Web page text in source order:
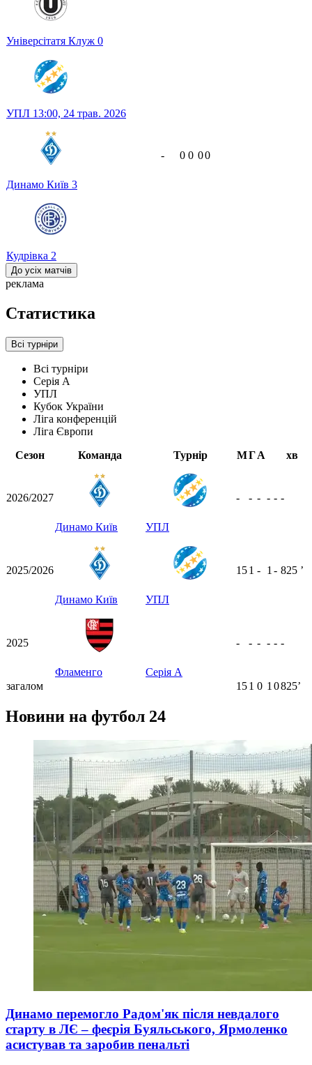
Універсітатя Клуж 0
УПЛ 13:00, 24 трав. 2026
Динамо Київ 3
Кудрівка 2
- 0 0 00
До усіх матчів
реклама
Статистика
Всі турніри
Всі турніри
Серія А
УПЛ
Кубок України
Ліга конференцій
Ліга Європи
Сезон
Команда Турнір МГА хв
2026/2027
Динамо Київ УПЛ
- - - - - -
2025/2026
Динамо Київ УПЛ
151 - 1 - 825 ʼ
2025
Фламенго Серія А
- - - - - -
загалом 151 0 1 0825ʼ
Новини на футбол 24
Динамо перемогло Радом'як після невдалого
старту в ЛЄ – феєрія Буяльського, Ярмоленко
асистував та заробив пенальті